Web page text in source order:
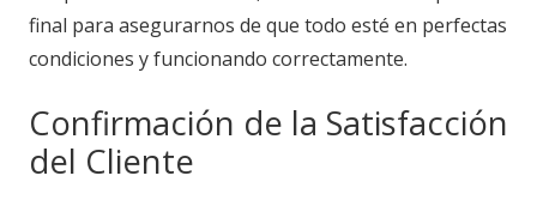
final para asegurarnos de que todo esté en perfectas
condiciones y funcionando correctamente.
Confirmación de la Satisfacción
del Cliente